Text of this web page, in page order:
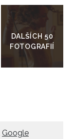
Přejít
galerie
Google